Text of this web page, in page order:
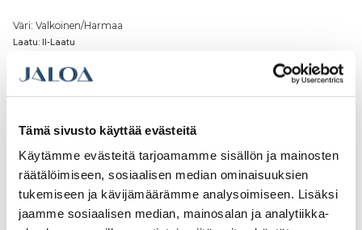
Tämä sivusto käyttää evästeitä
Käytämme evästeitä tarjoamamme sisällön ja mainosten
räätälöimiseen, sosiaalisen median ominaisuuksien
tukemiseen ja kävijämäärämme analysoimiseen. Lisäksi
jaamme sosiaalisen median, mainosalan ja analytiikka-
Väri: Valkoinen/Harmaa
Laatu: II-Laatu
Meiltä levyt voi ostaa myös määrämittaan sahattuna eri hinnoittelun
mukaan.
Muutkin tarvitsemasi työstöt ovat mahdollisia, kuten muotoilut, aukotukset,
Tutustu myös